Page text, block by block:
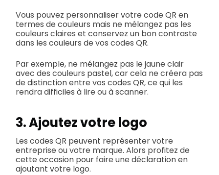
Vous pouvez personnaliser votre code QR en
termes de couleurs mais ne mélangez pas les
couleurs claires et conservez un bon contraste
dans les couleurs de vos codes QR.
Par exemple, ne mélangez pas le jaune clair
avec des couleurs pastel, car cela ne créera pas
de distinction entre vos codes QR, ce qui les
rendra difficiles à lire ou à scanner.
3. Ajoutez votre logo
Les codes QR peuvent représenter votre
entreprise ou votre marque. Alors profitez de
cette occasion pour faire une déclaration en
ajoutant votre logo.